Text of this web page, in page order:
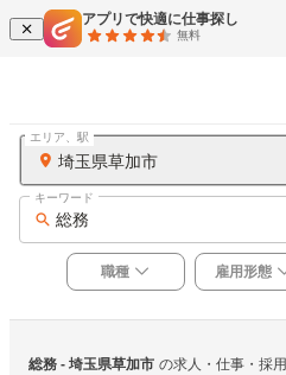
アプリで快適に仕事探し
無料
埼玉県草加市
エリア、駅
総務
キーワード
職種 雇用形態
総務 - 埼玉県草加市 の求人・仕事・採用